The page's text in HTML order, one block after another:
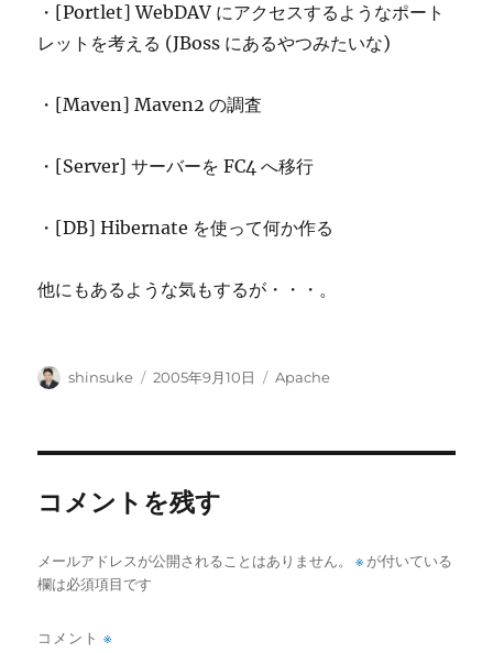
・[Portlet] WebDAV にアクセスするようなポート
レットを考える (JBoss にあるやつみたいな)
・[Maven] Maven2 の調査
・[Server] サーバーを FC4 へ移行
・[DB] Hibernate を使って何か作る
他にもあるような気もするが・・・。
投
shinsuke
投
2005年9月10日
カ
Apache
コメントを残す
メールアドレスが公開されることはありません。 ※が付いている
欄は必須項目です
コメント※